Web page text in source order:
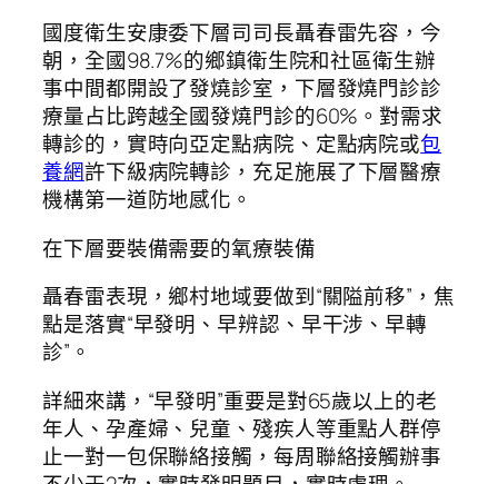
國度衛生安康委下層司司長聶春雷先容，今
朝，全國98.7%的鄉鎮衛生院和社區衛生辦
事中間都開設了發燒診室，下層發燒門診診
療量占比跨越全國發燒門診的60%。對需求
轉診的，實時向亞定點病院、定點病院或包
養網許下級病院轉診，充足施展了下層醫療
機構第一道防地感化。
在下層要裝備需要的氧療裝備
聶春雷表現，鄉村地域要做到“關隘前移”，焦
點是落實“早發明、早辨認、早干涉、早轉
診”。
詳細來講，“早發明”重要是對65歲以上的老
年人、孕產婦、兒童、殘疾人等重點人群停
止一對一包保聯絡接觸，每周聯絡接觸辦事